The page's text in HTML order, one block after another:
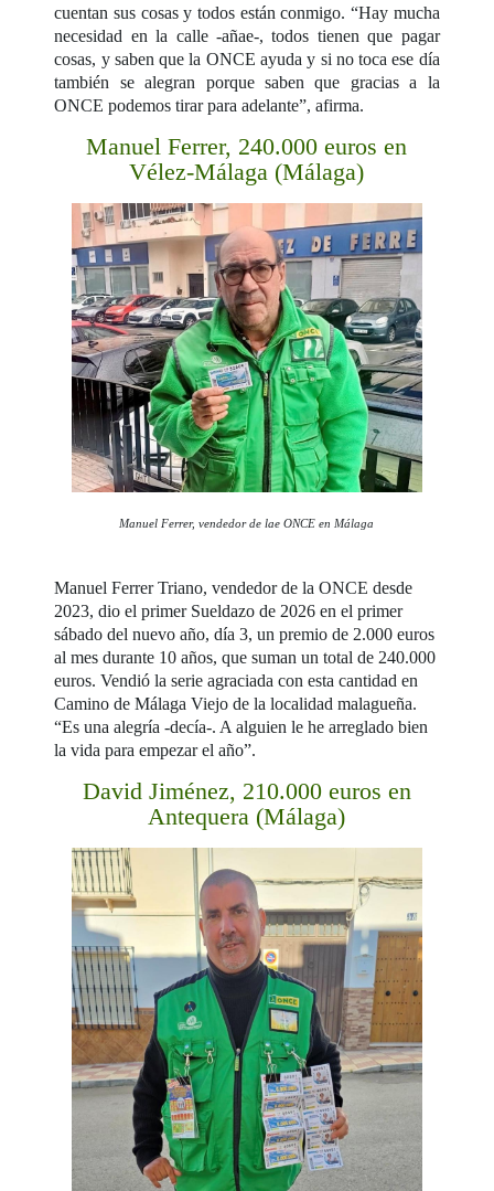
cuentan sus cosas y todos están conmigo. “Hay mucha
necesidad en la calle -añae-, todos tienen que pagar
cosas, y saben que la ONCE ayuda y si no toca ese día
también se alegran porque saben que gracias a la
ONCE podemos tirar para adelante”, afirma.
Manuel Ferrer, 240.000 euros en
Vélez-Málaga (Málaga)
Manuel Ferrer, vendedor de lae ONCE en Málaga
Manuel Ferrer Triano, vendedor de la ONCE desde
2023, dio el primer Sueldazo de 2026 en el primer
sábado del nuevo año, día 3, un premio de 2.000 euros
al mes durante 10 años, que suman un total de 240.000
euros. Vendió la serie agraciada con esta cantidad en
Camino de Málaga Viejo de la localidad malagueña.
“Es una alegría -decía-. A alguien le he arreglado bien
la vida para empezar el año”.
David Jiménez, 210.000 euros en
Antequera (Málaga)